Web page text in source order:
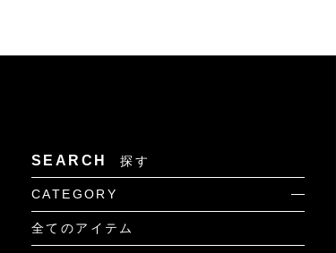
SEARCH 探す
CATEGORY
全てのアイテム